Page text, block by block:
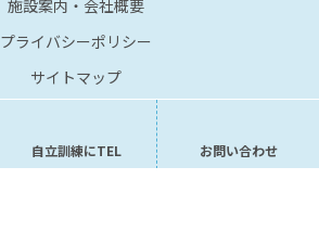
施設案内・会社概要
プライバシーポリシー
サイトマップ
自立訓練にTEL お問い合わせ